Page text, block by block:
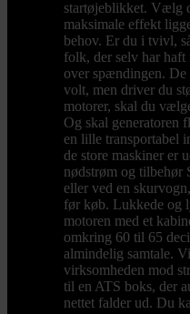
startøjeblikket. Vælg
maksimale effekt
behov. Er du i tvivl,
folk, der selv har
over spændingen. De
volt, men driver du
motorer, skal du
Og skal generatoren
en lille transportabel
de store maskiner er
nødstrøm og tilbehør
eller ved en
før køb. Lukkede og
motoren med et
omkring 60 til 65
almindelig samtale.
virksomheden mod
til en ATS boks, der
nettet falder ud. Du